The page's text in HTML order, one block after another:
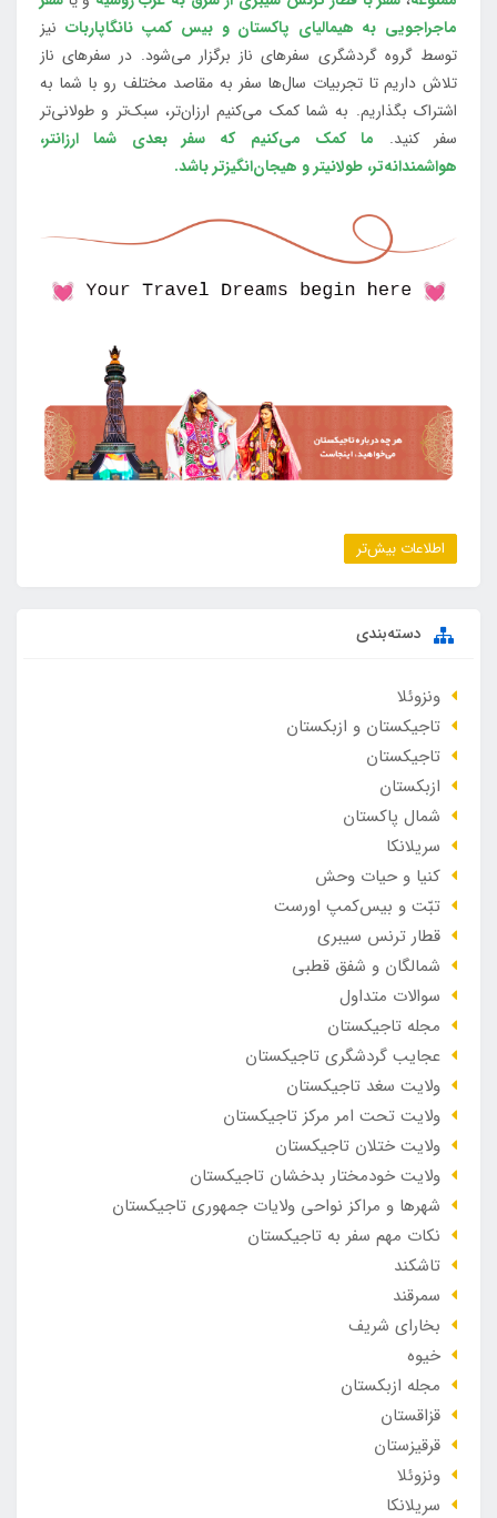
ماجراجویی به هیمالیای پاکستان و بیس کمپ نانگاپاربات نیز
توسط گروه گردشگری سفرهای ناز برگزار می‌شود. در سفرهای ناز
تلاش داریم تا تجربیات سال‌ها سفر به مقاصد مختلف رو با شما به
اشتراک بگذاریم. به شما کمک می‌کنیم ارزان‌تر، سبک‌تر و طولانی‌تر
سفر کنید. ما کمک می‌کنیم که سفر بعدی شما ارزانتر،
هواشمندانه‌تر، طولانی‎تر و هیجان‌انگیزتر باشد.
اطلاعات بیش‌تر
دسته‌بندی
ونزوئلا
تاجیکستان و ازبکستان
تاجیکستان
ازبکستان
شمال پاکستان
سریلانکا
کنیا و حیات وحش
تبّت و بیس‌کمپ اورست
قطار ترنس سیبری
شمالگان و شفق قطبی
سوالات متداول
مجله تاجیکستان
عجایب گردشگری تاجیکستان
ولایت سغد تاجیکستان
ولایت تحت امر مرکز تاجیکستان
ولایت ختلان تاجیکستان
ولایت خودمختار بدخشان تاجیکستان
شهرها و مراکز نواحی ولایات جمهوری تاجیکستان
نکات مهم سفر به تاجیکستان
تاشکند
سمرقند
بخارای شریف
خیوه
مجله ازبکستان
قزاقستان
قرقیزستان
ونزوئلا
سریلانکا